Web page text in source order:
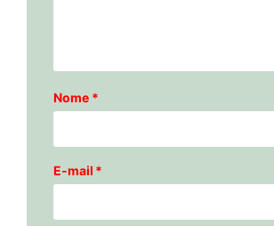
Nome *
E-mail *